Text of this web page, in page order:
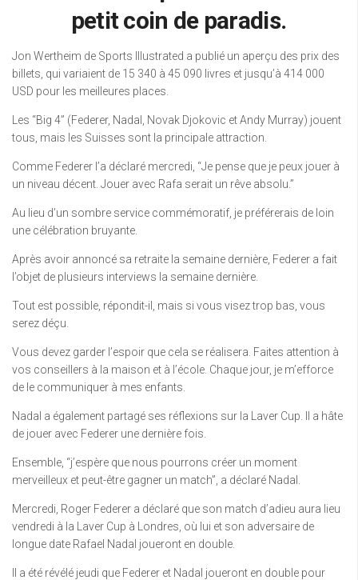
petit coin de paradis.
Jon Wertheim de Sports Illustrated a publié un aperçu des prix des
billets, qui variaient de 15 340 à 45 090 livres et jusqu’à 414 000
USD pour les meilleures places.
Les “Big 4” (Federer, Nadal, Novak Djokovic et Andy Murray) jouent
tous, mais les Suisses sont la principale attraction.
Comme Federer l’a déclaré mercredi, “Je pense que je peux jouer à
un niveau décent. Jouer avec Rafa serait un rêve absolu.”
Au lieu d’un sombre service commémoratif, je préférerais de loin
une célébration bruyante.
Après avoir annoncé sa retraite la semaine dernière, Federer a fait
l’objet de plusieurs interviews la semaine dernière.
Tout est possible, répondit-il, mais si vous visez trop bas, vous
serez déçu.
Vous devez garder l’espoir que cela se réalisera. Faites attention à
vos conseillers à la maison et à l’école. Chaque jour, je m’efforce
de le communiquer à mes enfants.
Nadal a également partagé ses réflexions sur la Laver Cup. Il a hâte
de jouer avec Federer une dernière fois.
Ensemble, “j’espère que nous pourrons créer un moment
merveilleux et peut-être gagner un match”, a déclaré Nadal.
Mercredi, Roger Federer a déclaré que son match d’adieu aura lieu
vendredi à la Laver Cup à Londres, où lui et son adversaire de
longue date Rafael Nadal joueront en double.
Il a été révélé jeudi que Federer et Nadal joueront en double pour